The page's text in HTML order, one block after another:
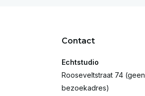
Contact
Echtstudio
Rooseveltstraat 74 (geen
bezoekadres)